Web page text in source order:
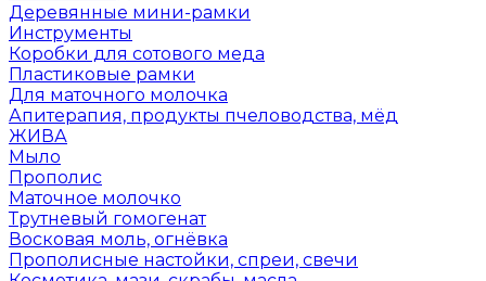
Деревянные мини-рамки
Инструменты
Коробки для сотового меда
Пластиковые рамки
Для маточного молочка
Апитерапия, продукты пчеловодства, мёд
ЖИВА
Мыло
Прополис
Маточное молочко
Трутневый гомогенат
Восковая моль, огнёвка
Прополисные настойки, спреи, свечи